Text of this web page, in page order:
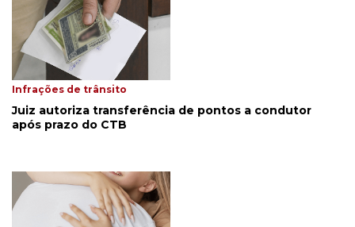
Infrações de trânsito
Juiz autoriza transferência de pontos a condutor
após prazo do CTB